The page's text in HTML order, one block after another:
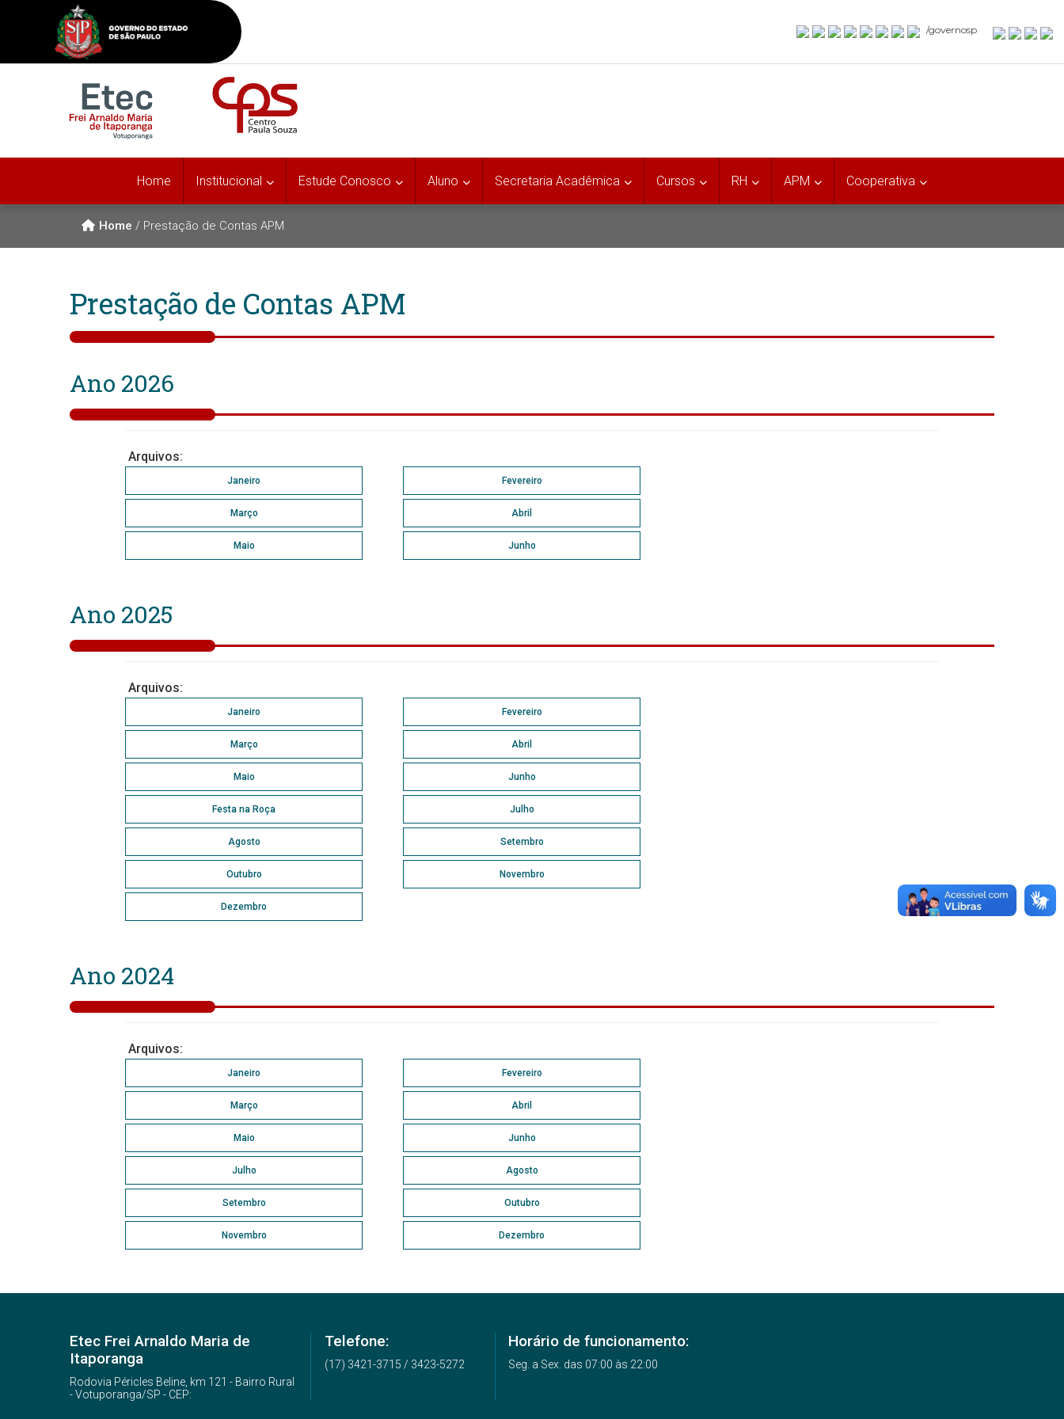
/governosp
Home Institucional Estude Conosco Aluno Secretaria Acadêmica Cursos RH APM Cooperativa
Home / Prestação de Contas APM
Prestação de Contas APM
Ano 2026
Arquivos:
Janeiro Fevereiro
Março Abril
Maio Junho
Ano 2025
Arquivos:
Janeiro Fevereiro
Março Abril
Maio Junho
Festa na Roça Julho
Agosto Setembro
Outubro Novembro
Dezembro
Ano 2024
Arquivos:
Janeiro Fevereiro
Março Abril
Maio Junho
Julho Agosto
Setembro Outubro
Novembro Dezembro
Etec Frei Arnaldo Maria de
Itaporanga
Rodovia Péricles Beline, km 121 - Bairro Rural
- Votuporanga/SP - CEP:
Telefone:
(17) 3421-3715 / 3423-5272
Horário de funcionamento:
Seg. a Sex. das 07:00 às 22:00